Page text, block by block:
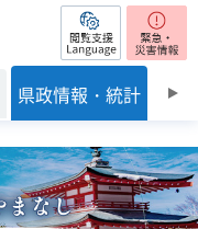
閲覧支援
県政情報・統計